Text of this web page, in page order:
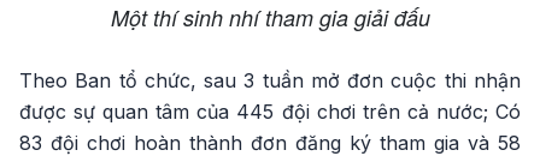
Một thí sinh nhí tham gia giải đấu
Theo Ban tổ chức, sau 3 tuần mở đơn cuộc thi nhận
được sự quan tâm của 445 đội chơi trên cả nước; Có
83 đội chơi hoàn thành đơn đăng ký tham gia và 58